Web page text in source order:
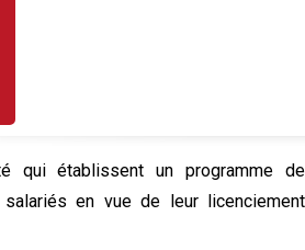
qui établissent un programme de
en vue de leur licenciement